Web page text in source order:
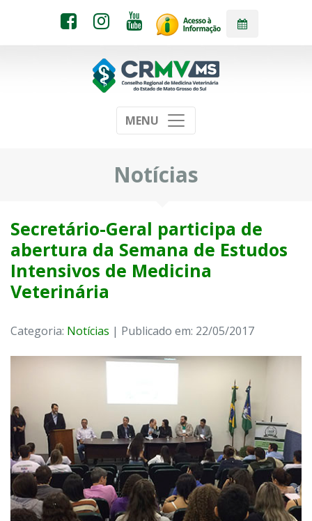
MENU
Notícias
Secretário-Geral participa de
abertura da Semana de Estudos
Intensivos de Medicina
Veterinária
Categoria: Notícias | Publicado em: 22/05/2017